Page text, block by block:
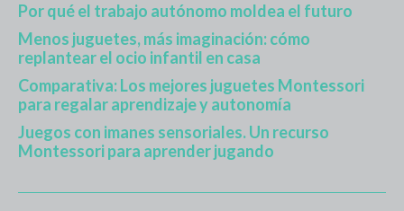
Por qué el trabajo autónomo moldea el futuro
Menos juguetes, más imaginación: cómo
replantear el ocio infantil en casa
Comparativa: Los mejores juguetes Montessori
para regalar aprendizaje y autonomía
Juegos con imanes sensoriales. Un recurso
Montessori para aprender jugando